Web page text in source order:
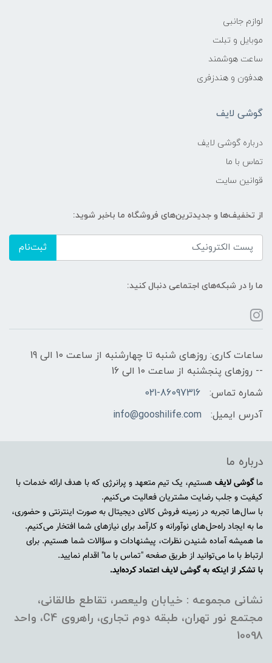
لوازم جانبی
موبایل و تبلت
ساعت هوشمند
هدفون و هندزفری
گوشی لایف
درباره گوشی لایف
تماس با ما
قوانین سایت
از تخفیف‌ها و جدیدترین‌های فروشگاه ما باخبر شوید:
ثبت‌نام
ما را در شبکه‌های اجتماعی دنبال کنید:
ساعات کاری: روزهای شنبه تا چهارشنبه از ساعت 10 الی 19
-- روزهای پنجشنبه از ساعت 10 الی 16
شماره تماس:
021-86097316
آدرس ایمیل:
info@gooshilife.com
درباره ما
ماگوشی لایف هستیم، یک تیم متعهد و پرانرژی که با هدف ارائه خدمات با
کیفیت و جلب رضایت مشتریان فعالیت می‌کنیم.
با سال‌ها تجربه در زمینه فروش کالای دیجیتال به صورت اینترنتی و حضوری،
ما به ایجاد راه‌حل‌های نوآورانه و کارآمد برای نیازهای شما افتخار می‌کنیم.
ما همیشه آماده شنیدن نظرات، پیشنهادات و سؤالات شما هستیم. برای
ارتباط با ما می‌توانید از طریق صفحه "تماس با ما" اقدام نمایید.
با تشکر از اینکه به گوشی لایف اعتماد کرده‌اید.
نشانی مجموعه : خیابان ولیعصر، تقاطع طالقانی،
مجتمع نور تهران، طبقه دوم تجاری، راهروی C4، واحد
10098